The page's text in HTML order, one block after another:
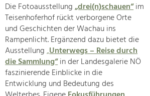
Die Fotoausstellung„drei(n)schauen“im
Teisenhoferhof rückt verborgene Orte
und Geschichten der Wachau ins
Rampenlicht. Ergänzend dazu bietet die
Ausstellung„Unterwegs – Reise durch
die Sammlung“in der Landesgalerie NÖ
faszinierende Einblicke in die
Entwicklung und Bedeutung des